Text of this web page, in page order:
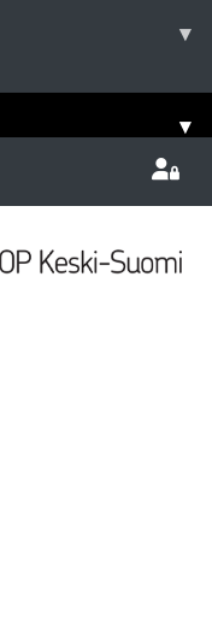
▾
▾